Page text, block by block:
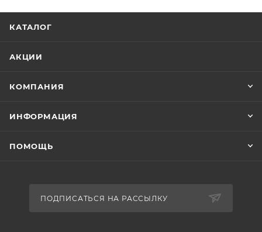
КАТАЛОГ
АКЦИИ
КОМПАНИЯ
ИНФОРМАЦИЯ
ПОМОЩЬ
ПОДПИСАТЬСЯ НА РАССЫЛКУ